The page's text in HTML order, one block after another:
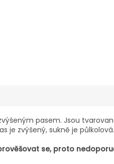
pasem. Jsou
je zvýšený, sukně je půlkolová.
se, proto